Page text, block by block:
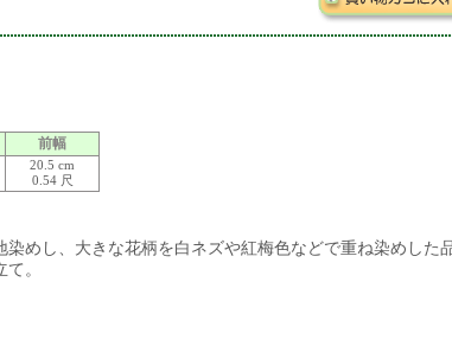
前幅
20.5 cm
0.54 尺
めし、大きな花柄を白ネズや紅梅色などで重ね染めした品
。